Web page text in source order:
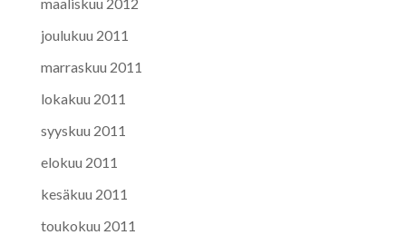
joulukuu 2011
marraskuu 2011
lokakuu 2011
syyskuu 2011
elokuu 2011
kesäkuu 2011
toukokuu 2011